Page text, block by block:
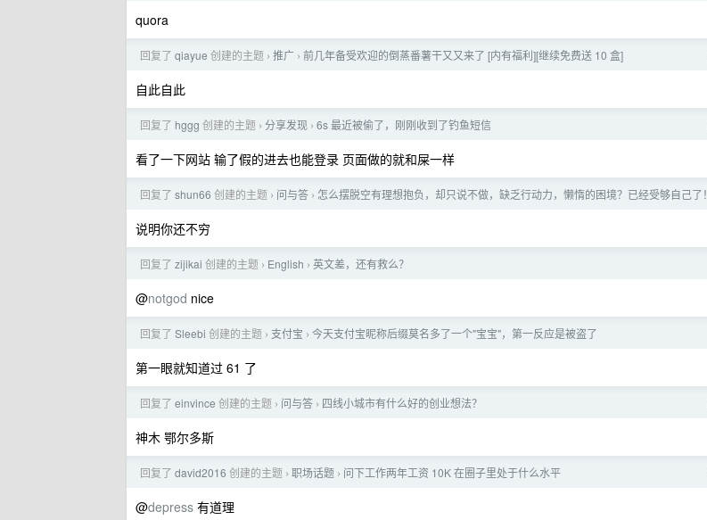
quora
回复了 qiayue 创建的主题 › 推广 › 前几年备受欢迎的倒蒸番薯干又又来了 [内有福利][继续免费送 10 盒]
自此自此
回复了 hggg 创建的主题 › 分享发现 › 6s 最近被偷了，刚刚收到了钓鱼短信
看了一下网站 输了假的进去也能登录 页面做的就和屎一样
回复了 shun66 创建的主题 › 问与答 › 怎么摆脱空有理想抱负，却只说不做，缺乏行动力，懒惰的困境？已经受够自己了！
说明你还不穷
回复了 zijikai 创建的主题 › English › 英文差，还有救么？
@notgod nice
回复了 Sleebi 创建的主题 › 支付宝 › 今天支付宝昵称后缀莫名多了一个"宝宝"，第一反应是被盗了
第一眼就知道过 61 了
回复了 einvince 创建的主题 › 问与答 › 四线小城市有什么好的创业想法？
神木 鄂尔多斯
回复了 david2016 创建的主题 › 职场话题 › 问下工作两年工资 10K 在圈子里处于什么水平
@depress 有道理